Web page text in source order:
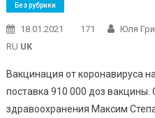
Без рубрики
18.01.2021 171 Юля
RU UK
Вакцинация от коронавируса
поставка 910 000 доз вакцины.
здравоохранения Максим